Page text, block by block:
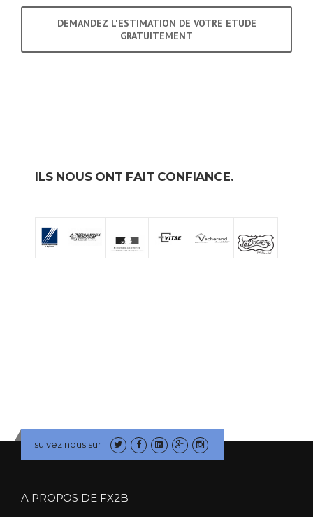
DEMANDEZ L'ESTIMATION DE VOTRE ETUDE
GRATUITEMENT
ILS NOUS ONT FAIT CONFIANCE.
suivez nous sur
A PROPOS DE FX2B